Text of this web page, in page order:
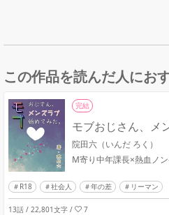
この作品を読んだ人にお
完結
モブおじさん、メ
院田六（いんだ ろく）
M寄り中年課長×熱血ノ
R18 社会人 年の差 リーマン
13話 / 22,801文字 / 7